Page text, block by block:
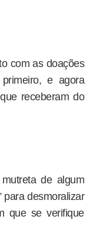
com as doações
e agora
receberam do
de algum
para desmoralizar
que se verifique